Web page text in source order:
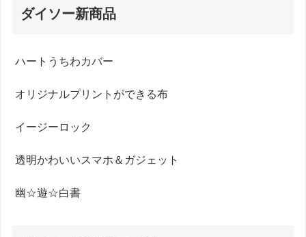
ダイソー新商品
ハートうちわカバー
オリジナルプリントができる布
イージーロック
透明かわいいスマホ＆ガジェット
幽☆遊☆白書